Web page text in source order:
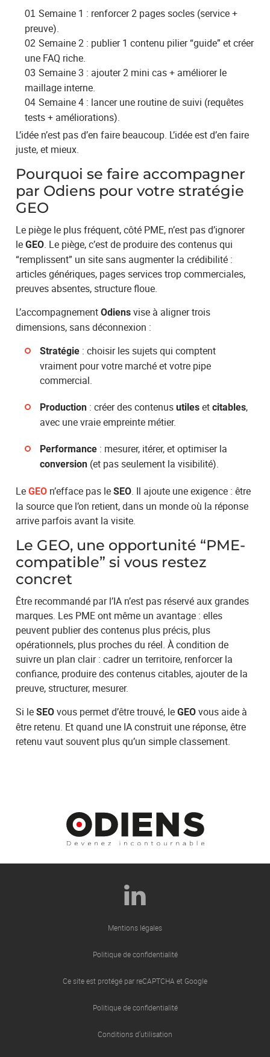
Semaine 1 : renforcer 2 pages socles (service +
preuve).
Semaine 2 : publier 1 contenu pilier “guide” et créer
une FAQ riche.
Semaine 3 : ajouter 2 mini cas + améliorer le
maillage interne.
Semaine 4 : lancer une routine de suivi (requêtes
tests + améliorations).
L’idée n’est pas d’en faire beaucoup. L’idée est d’en faire
juste, et mieux.
Pourquoi se faire accompagner
par Odiens pour votre stratégie
GEO
Le piège le plus fréquent, côté PME, n’est pas d’ignorer
leGEO. Le piège, c’est de produire des contenus qui
“remplissent” un site sans augmenter la crédibilité :
articles génériques, pages services trop commerciales,
preuves absentes, structure floue.
L’accompagnementOdiens vise à aligner trois
dimensions, sans déconnexion :
Stratégie : choisir les sujets qui comptent
vraiment pour votre marché et votre pipe
commercial.
Production : créer des contenusutiles etcitables,
avec une vraie empreinte métier.
Performance : mesurer, itérer, et optimiser la
conversion (et pas seulement la visibilité).
LeGEO n’efface pas leSEO. Il ajoute une exigence : être
la source que l’on retient, dans un monde où la réponse
arrive parfois avant la visite.
Le GEO, une opportunité “PME-
compatible” si vous restez
concret
Être recommandé par l’IA n’est pas réservé aux grandes
marques. Les PME ont même un avantage : elles
peuvent publier des contenus plus précis, plus
opérationnels, plus proches du réel. À condition de
suivre un plan clair : cadrer un territoire, renforcer la
confiance, produire des contenus citables, ajouter de la
preuve, structurer, mesurer.
Si leSEO vous permet d’être trouvé, leGEO vous aide à
être retenu. Et quand une IA construit une réponse, être
retenu vaut souvent plus qu’un simple classement.
Mentions légales
Politique de confidentialité
Ce site est protégé par reCAPTCHA et Google
Politique de confidentialité
Conditions d’utilisation